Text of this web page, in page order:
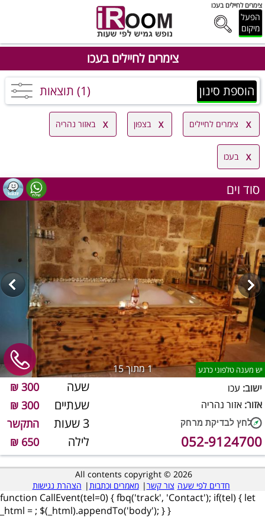
צימרים לחיילים בעכו
הפעל
מיקום
צימרים לחיילים בעכו
הוספת סינון (1) תוצאות
צימרים לחיילים בצפון באזור נהריה
בעכו
סוד וים
1מתוך 15 יש מענה טלפוני כרגע
שעה 300 ₪
שעתיים 300 ₪
3 שעות התקשר
לילה 650 ₪
ישוב: עכו
אזור: אזור נהריה
052-9124700
All contents copyright © 2026
חדרים לפי שעה צור קשר| מאמרים וכתבות | הצהרת נגישות
function CallEvent(tel=0) { fbq('track', 'Contact'); if(tel) { let
_html = ; $(_html).appendTo('body'); } }